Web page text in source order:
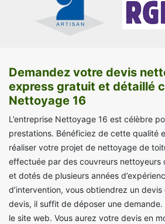
Demandez votre devis
express gratuit et détaillé
Nettoyage 16
L’entreprise Nettoyage 16 est célèbre
prestations. Bénéficiez de cette qualité
réaliser votre projet de nettoyage de
effectuée par des couvreurs nettoyeurs
et dotés de plusieurs années
d’intervention, vous obtiendrez un
devis, il suffit de déposer une
le site web. Vous aurez votre devis en